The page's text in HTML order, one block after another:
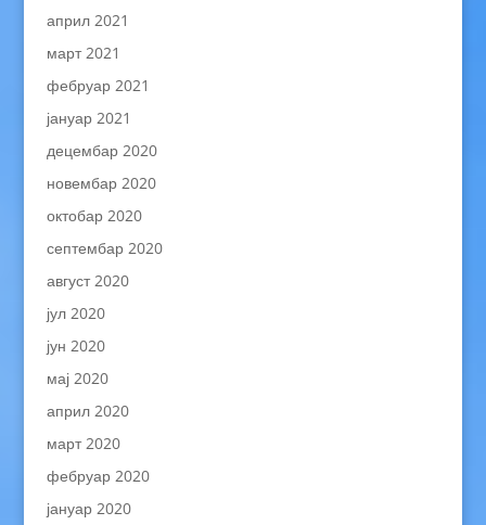
април 2021
март 2021
фебруар 2021
јануар 2021
децембар 2020
новембар 2020
октобар 2020
септембар 2020
август 2020
јул 2020
јун 2020
мај 2020
април 2020
март 2020
фебруар 2020
јануар 2020